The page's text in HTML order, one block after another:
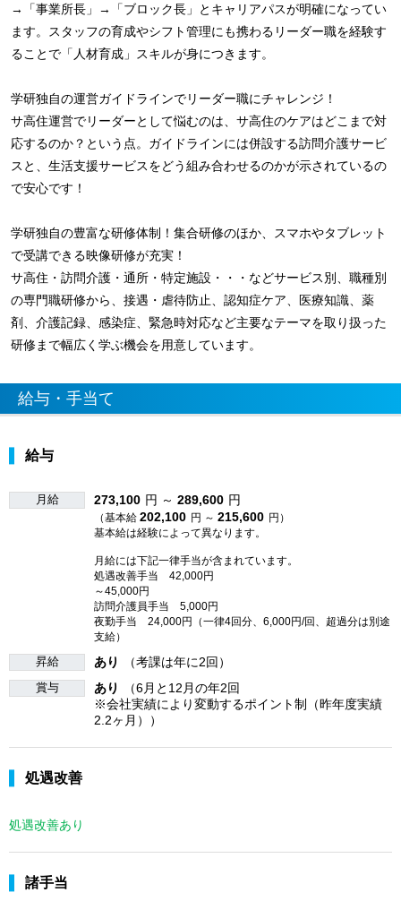
→「事業所長」→「ブロック長」とキャリアパスが明確になってい
ます。スタッフの育成やシフト管理にも携わるリーダー職を経験す
ることで「人材育成」スキルが身につきます。
学研独自の運営ガイドラインでリーダー職にチャレンジ！
サ高住運営でリーダーとして悩むのは、サ高住のケアはどこまで対
応するのか？という点。ガイドラインには併設する訪問介護サービ
スと、生活支援サービスをどう組み合わせるのかが示されているの
で安心です！
学研独自の豊富な研修体制！集合研修のほか、スマホやタブレット
で受講できる映像研修が充実！
サ高住・訪問介護・通所・特定施設・・・などサービス別、職種別
の専門職研修から、接遇・虐待防止、認知症ケア、医療知識、薬
剤、介護記録、感染症、緊急時対応など主要なテーマを取り扱った
研修まで幅広く学ぶ機会を用意しています。
給与・手当て
給与
月給 273,100 円 ～ 289,600 円
（基本給 202,100 円 ～ 215,600 円）
基本給は経験によって異なります。
月給には下記一律手当が含まれています。
処遇改善手当 42,000円
～45,000円
訪問介護員手当 5,000円
夜勤手当 24,000円（一律4回分、6,000円/回、超過分は別途
支給）
昇給 あり （考課は年に2回）
賞与 あり
（6月と12月の年2回
※会社実績により変動するポイント制（昨年度実績
2.2ヶ月））
処遇改善
処遇改善あり
諸手当